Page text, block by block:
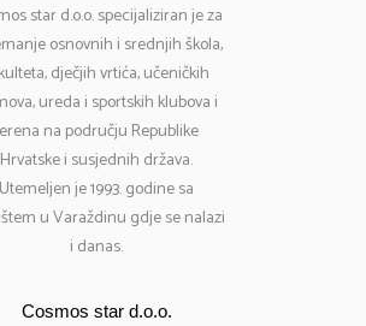
star d.o.o. specijaliziran je za
osnovnih i srednjih škola,
dječjih vrtića, učeničkih
ureda i sportskih klubova i
na području Republike
Hrvatske i susjednih država.
Utemeljen je 1993. godine sa
u Varaždinu gdje se nalazi
i danas.
Cosmos star d.o.o.